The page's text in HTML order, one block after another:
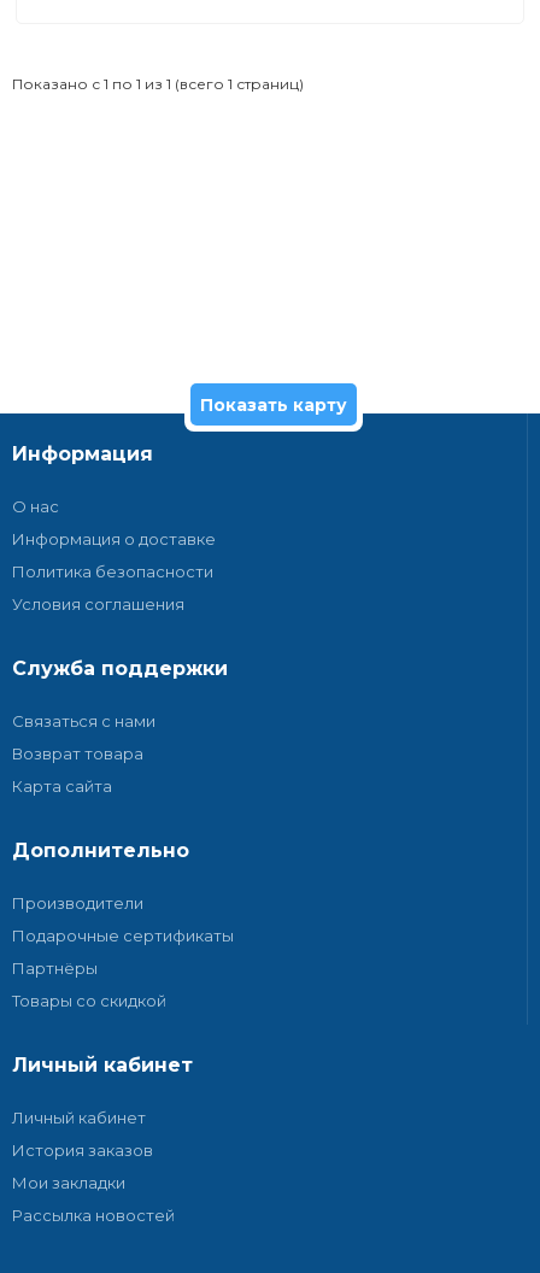
Показано с 1 по 1 из 1 (всего 1 страниц)
Показать карту
Информация
О нас
Информация о доставке
Политика безопасности
Условия соглашения
Служба поддержки
Связаться с нами
Возврат товара
Карта сайта
Дополнительно
Производители
Подарочные сертификаты
Партнёры
Товары со скидкой
Личный кабинет
Личный кабинет
История заказов
Мои закладки
Рассылка новостей